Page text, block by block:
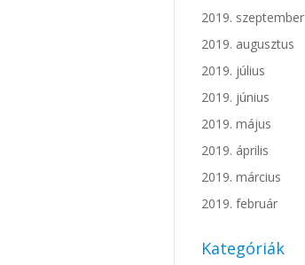
2019. szeptember
2019. augusztus
2019. július
2019. június
2019. május
2019. április
2019. március
2019. február
Kategóriák